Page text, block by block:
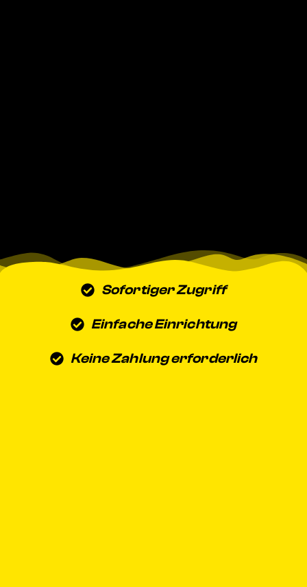
Sofortiger Zugriff
Einfache Einrichtung
Keine Zahlung erforderlich